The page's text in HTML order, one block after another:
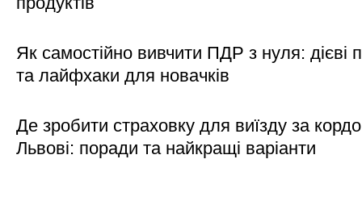
Як самостійно вивчити ПДР з нуля: дієві
та лайфхаки для новачків
Де зробити страховку для виїзду за
Львові: поради та найкращі варіанти